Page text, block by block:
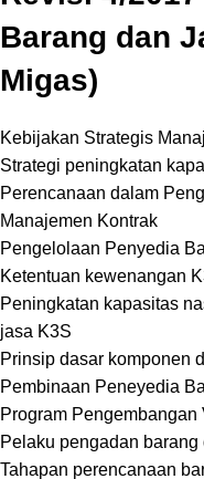
Barang dan
Migas)
Kebijakan Strategis
Strategi peningkatan
Perencanaan dalam
Manajemen Kontrak
Pengelolaan Penyedia
Ketentuan kewenangan
Peningkatan kapasitas
jasa K3S
Prinsip dasar komponen
Pembinaan Peneyedia
Program Pengembangan
Pelaku pengadan barang
Tahapan perencanaan